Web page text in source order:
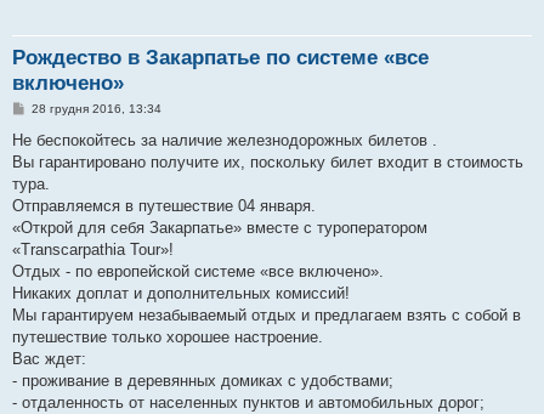
Рождество в Закарпатье по системе «все
включено»
П
в
д
о
м
л
е
н
я
28 грудня 2016, 13:34
Не беспокойтесь за наличие железнодорожных билетов .
Вы гарантировано получите их, поскольку билет входит в стоимость
тура.
Отправляемся в путешествие 04 января.
«Открой для себя Закарпатье» вместе с туроператором
«Transcarpathia Tour»!
Отдых - по европейской системе «все включено».
Никаких доплат и дополнительных комиссий!
Мы гарантируем незабываемый отдых и предлагаем взять с собой в
путешествие только хорошее настроение.
Вас ждет:
- проживание в деревянных домиках с удобствами;
- отдаленность от населенных пунктов и автомобильных дорог;